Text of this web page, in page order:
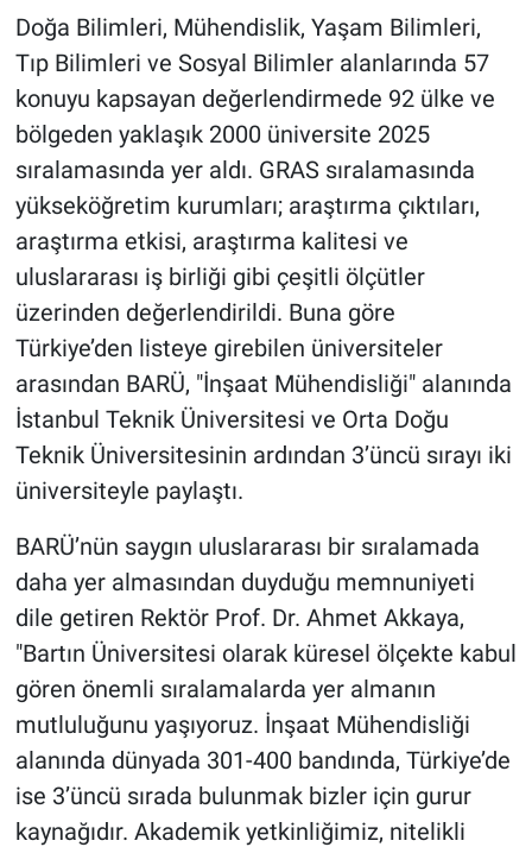
Doğa Bilimleri, Mühendislik, Yaşam Bilimleri,
Tıp Bilimleri ve Sosyal Bilimler alanlarında 57
konuyu kapsayan değerlendirmede 92 ülke ve
bölgeden yaklaşık 2000 üniversite 2025
sıralamasında yer aldı. GRAS sıralamasında
yükseköğretim kurumları; araştırma çıktıları,
araştırma etkisi, araştırma kalitesi ve
uluslararası iş birliği gibi çeşitli ölçütler
üzerinden değerlendirildi. Buna göre
Türkiye’den listeye girebilen üniversiteler
arasından BARÜ, "İnşaat Mühendisliği" alanında
İstanbul Teknik Üniversitesi ve Orta Doğu
Teknik Üniversitesinin ardından 3’üncü sırayı iki
üniversiteyle paylaştı.
BARÜ’nün saygın uluslararası bir sıralamada
daha yer almasından duyduğu memnuniyeti
dile getiren Rektör Prof. Dr. Ahmet Akkaya,
"Bartın Üniversitesi olarak küresel ölçekte kabul
gören önemli sıralamalarda yer almanın
mutluluğunu yaşıyoruz. İnşaat Mühendisliği
alanında dünyada 301-400 bandında, Türkiye’de
ise 3’üncü sırada bulunmak bizler için gurur
kaynağıdır. Akademik yetkinliğimiz, nitelikli